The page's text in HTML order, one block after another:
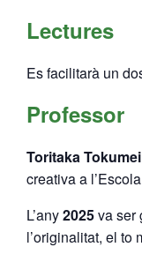
Lectures
Es facilitarà un
Professor
Toritaka Tokumei
creativa a
L’any2025va ser
l’originalitat, el to